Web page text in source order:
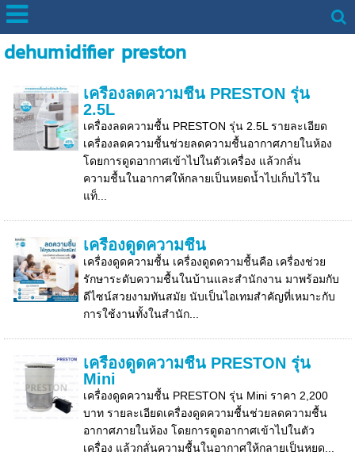
dehumidifier preston
เครื่องลดความชื้น PRESTON รุ่น
2.5L
เครื่องลดความชื้น PRESTON รุ่น 2.5L รายละเอียด
เครื่องลดความชื้นช่วยลดความชื้นอากาศภายในห้อง
โดยการดูดอากาศเข้าไปในตัวเครื่อง แล้วกลั่น
ความชื้นในอากาศให้กลายเป็นหยดน้ำไปเก็บไว้ใน
แท็...
เครื่องดูดความชื้น
เครื่องดูดความชื้น เครื่องดูดความชื้นคือ เครื่องช่วย
รักษาระดับความชื้นในบ้านและสำนักงาน มาพร้อมกับ
ดีไซน์สวยงามทันสมัย นับเป็นไอเทมสำคัญที่เหมาะกับ
การใช้งานทั้งในสำนัก...
เครื่องดูดความชื้น PRESTON รุ่น
Mini
เครื่องดูดความชื้น PRESTON รุ่น Mini ราคา 2,200
บาท รายละเอียดเครื่องดูดความชื้นช่วยลดความชื้น
อากาศภายในห้อง โดยการดูดอากาศเข้าไปในตัว
เครื่อง แล้วกลั่นความชื้นในอากาศให้กลายเป็นหยด...